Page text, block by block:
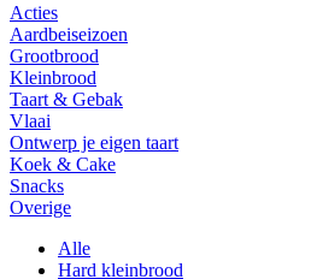
Acties
Aardbeiseizoen
Grootbrood
Kleinbrood
Taart & Gebak
Vlaai
Ontwerp je eigen taart
Koek & Cake
Snacks
Overige
Alle
Hard kleinbrood